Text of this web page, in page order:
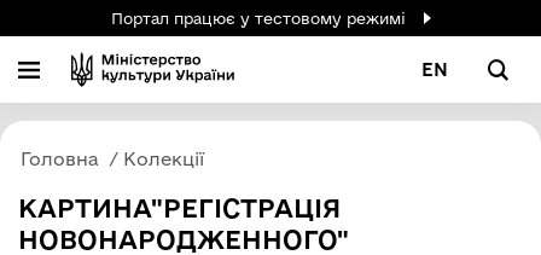
Портал працює у тестовому режимі
EN
Головна Колекції
КАРТИНА"РЕГІСТРАЦІЯ
НОВОНАРОДЖЕННОГО"